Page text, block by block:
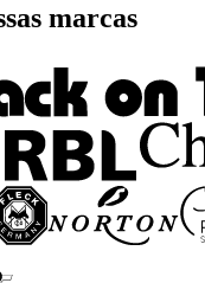
marcas